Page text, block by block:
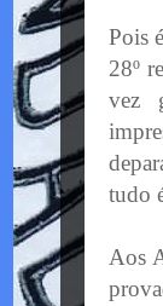
Pois
28º
vez
tudo
Aos